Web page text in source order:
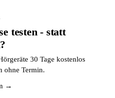
testen - statt
30 Tage kostenlos
ohne Termin.
→